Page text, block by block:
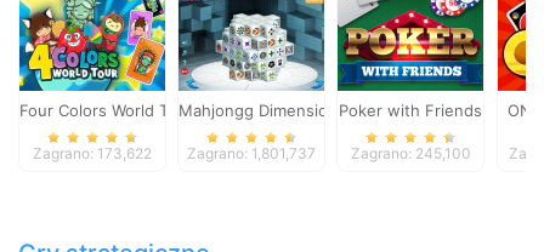
Four Colors World Tour
Zagrano: 173,622
Mahjongg Dimensions
Zagrano: 1,801,737
Poker with Friends
Zagrano: 245,100